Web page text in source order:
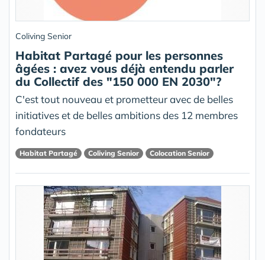
Coliving Senior
Habitat Partagé pour les personnes
âgées : avez vous déjà entendu parler
du Collectif des "150 000 EN 2030"?
C'est tout nouveau et prometteur avec de belles
initiatives et de belles ambitions des 12 membres
fondateurs
Habitat Partagé Coliving Senior Colocation Senior